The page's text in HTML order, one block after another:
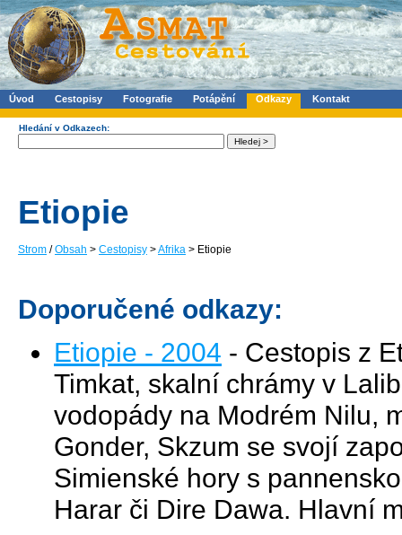
Úvod Cestopisy Fotografie Potápění Odkazy Kontakt
Hledání v Odkazech:
Etiopie
Strom /Obsah > Cestopisy >Afrika > Etiopie
Doporučené odkazy:
Etiopie - 2004 - Cestopis z
Timkat, skalní chrámy v
vodopády na Modrém Nilu,
Gonder, Skzum se svojí
Simienské hory s
Harar či Dire Dawa. Hlavní